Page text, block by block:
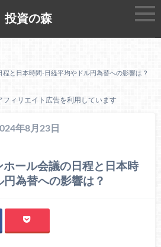
投資の森
と日本時間-日経平均やドル円為替への影響は？
フィリエイト広告を利用しています
年8月23日
ール会議の日程と日本時
為替への影響は？